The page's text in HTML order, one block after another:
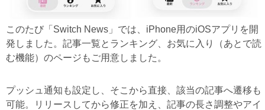
このたび「Switch News」では、iPhone用のiOSアプリを開
発しました。記事一覧とランキング、お気に入り（あとで読
む機能）のページもご用意しました。
プッシュ通知も設定し、そこから直接、該当の記事へ遷移も
可能。リリースしてから修正を加え、記事の長さ調整やアイ